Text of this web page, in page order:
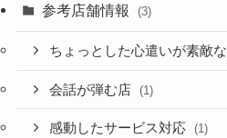
参考店舗情報 (3)
ちょっとした心遣いが素敵
会話が弾む店 (1)
感動したサービス対応 (1)